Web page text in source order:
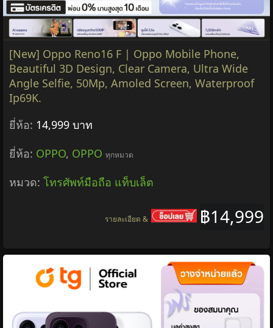
[New] Oppo Reno16 F | Oppo Mobile Phone,
Beautiful 3D Design, Clear Camera, Ultra Wide
Angle Selfie, 50Mp, Amoled Screen, Waterproof
Ip69K.
ยี่ห้อ: 14,999 บาท
ยี่ห้อ: OPPO, OPPO ทุกหมวด
หมวด: โทรศัพท์มือถือ แท็บเล็ต
฿14,999
รายละเอียด &